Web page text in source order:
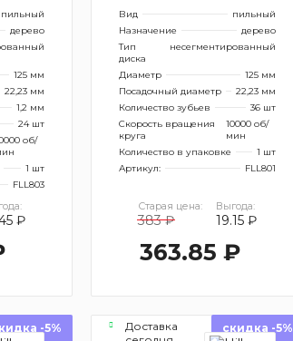
пильный
дерево
125 мм
22,23 мм
1,2 мм
24 шт
об/
1 шт
FLL803
₽
Вид
пильный
Назначение
дерево
Тип
диска
несегментированный
Диаметр
125 мм
Посадочный диаметр
22,23 мм
Количество зубьев
36 шт
Скорость вращения
круга
10000 об/
мин
Количество в упаковке
1 шт
Артикул:
FLL801
Старая цена:
383 ₽
Выгода:
19.15 ₽
363.85 ₽
-5%
Доставка
скидка -5%